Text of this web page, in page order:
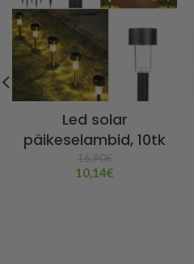
Led solar
päikeselambid, 10tk
16,90€
10,14€